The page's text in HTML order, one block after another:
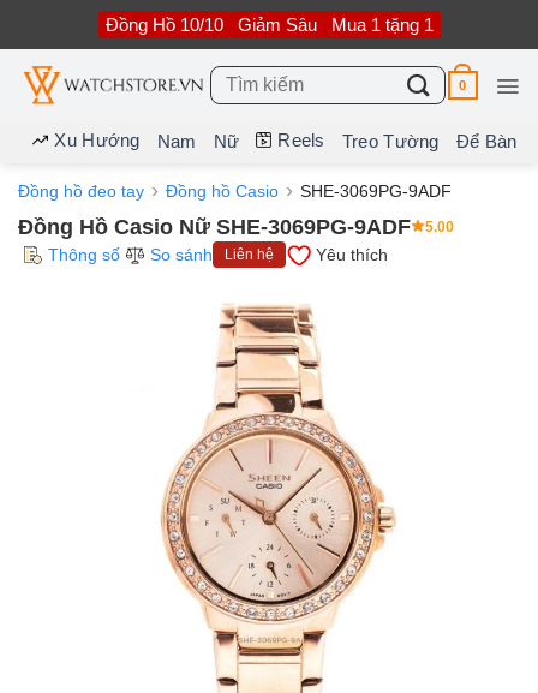
nội
dung
Đồng Hồ 10/10 Giảm Sâu Mua 1 tặng 1
Tìm
kiếm:
0
Xu Hướng Nam Nữ Reels Treo Tường Để Bàn
Đồng hồ đeo tay Đồng hồ Casio SHE-3069PG-9ADF
Đồng Hồ Casio Nữ SHE-3069PG-9ADF 5.00
Thông số So sánh Liên hệ Yêu thích